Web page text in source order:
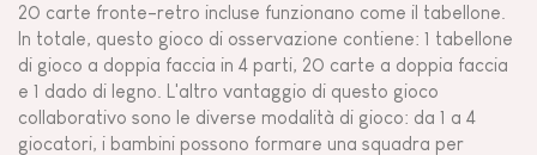
20 carte fronte-retro incluse funzionano come il tabellone.
In totale, questo gioco di osservazione contiene: 1 tabellone
di gioco a doppia faccia in 4 parti, 20 carte a doppia faccia
e 1 dado di legno. L'altro vantaggio di questo gioco
collaborativo sono le diverse modalità di gioco: da 1 a 4
giocatori, i bambini possono formare una squadra per